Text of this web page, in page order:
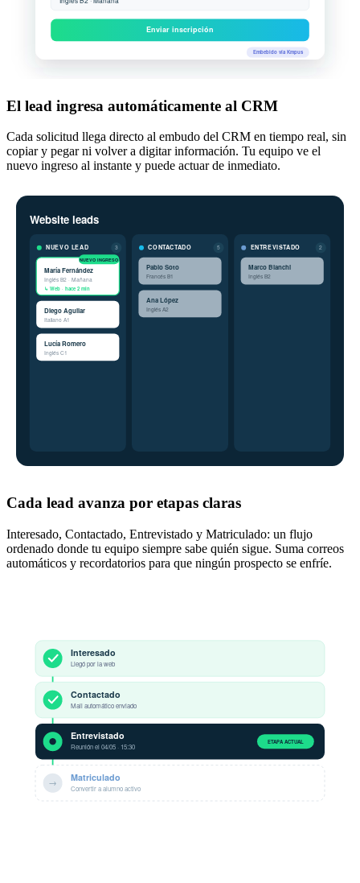
El lead ingresa automáticamente al CRM
Cada solicitud llega directo al embudo del CRM en tiempo real, sin
copiar y pegar ni volver a digitar información. Tu equipo ve el
nuevo ingreso al instante y puede actuar de inmediato.
Cada lead avanza por etapas claras
Interesado, Contactado, Entrevistado y Matriculado: un flujo
ordenado donde tu equipo siempre sabe quién sigue. Suma correos
automáticos y recordatorios para que ningún prospecto se enfríe.